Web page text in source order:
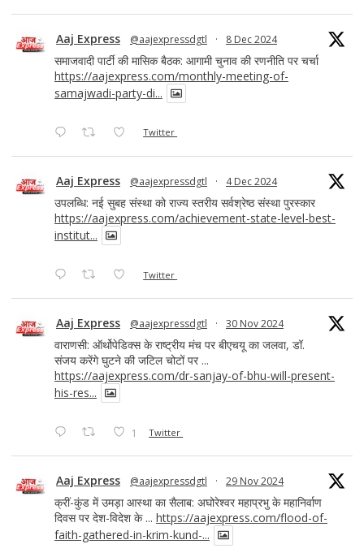
Aaj Express @aajexpressdgtl · 8 Dec 2024
समाजवादी पार्टी की मासिक बैठक: आगामी चुनाव की रणनीति पर चर्चा
https://aajexpress.com/monthly-meeting-of-
samajwadi-party-di...
Twitter
Aaj Express @aajexpressdgtl · 4 Dec 2024
उपलब्धि: नई सुबह संस्था को राज्य स्तरीय सर्वश्रेष्ठ संस्था पुरस्कार
https://aajexpress.com/achievement-state-level-best-
institut...
Twitter
Aaj Express @aajexpressdgtl · 30 Nov 2024
वाराणसी: ऑर्थोपेडिक्स के राष्ट्रीय मंच पर बीएचयू का जलवा, डॉ.
संजय करेंगे घुटने की जटिल चोटों पर ...
https://aajexpress.com/dr-sanjay-of-bhu-will-present-
his-res...
1 Twitter
Aaj Express @aajexpressdgtl · 29 Nov 2024
क्रीं-कुंड में उमड़ा आस्था का सैलाब: अघोरेश्वर महाप्रभु के महानिर्वाण
दिवस पर देश-विदेश के ... https://aajexpress.com/flood-of-
faith-gathered-in-krim-kund-...